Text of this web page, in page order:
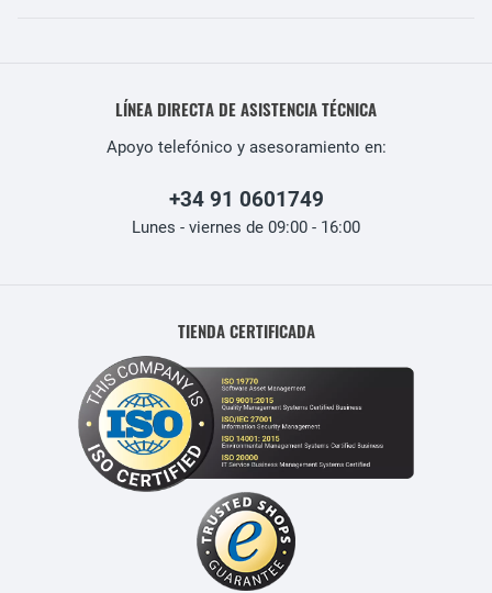
LÍNEA DIRECTA DE ASISTENCIA TÉCNICA
Apoyo telefónico y asesoramiento en:
+34 91 0601749
Lunes - viernes de 09:00 - 16:00
TIENDA CERTIFICADA